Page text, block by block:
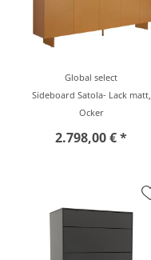
Global select
Sideboard Satola- Lack matt,
Ocker
2.798,00 € *